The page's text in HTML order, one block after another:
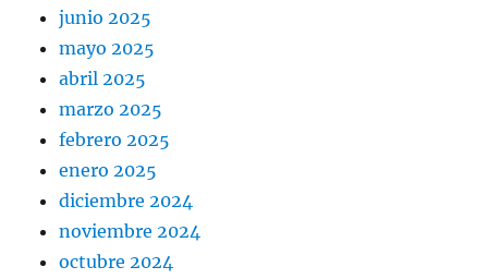
junio 2025
mayo 2025
abril 2025
marzo 2025
febrero 2025
enero 2025
diciembre 2024
noviembre 2024
octubre 2024